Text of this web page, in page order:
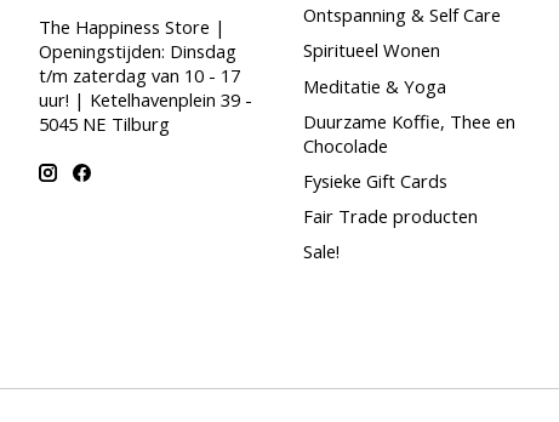
The Happiness Store |
Openingstijden: Dinsdag
t/m zaterdag van 10 - 17
uur! | Ketelhavenplein 39 -
5045 NE Tilburg
Ontspanning & Self Care
Spiritueel Wonen
Meditatie & Yoga
Duurzame Koffie, Thee en
Chocolade
Fysieke Gift Cards
Fair Trade producten
Sale!